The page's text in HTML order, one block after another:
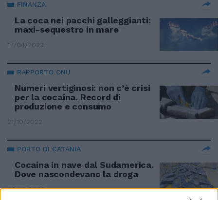
FINANZA
La coca nei pacchi galleggianti:
maxi-sequestro in mare
17/04/2023
RAPPORTO ONU
Numeri vertiginosi: non c’è crisi
per la cocaina. Record di
produzione e consumo
21/10/2022
PORTO DI CATANIA
Cocaina in nave dal Sudamerica.
Dove nascondevano la droga
08/10/2022